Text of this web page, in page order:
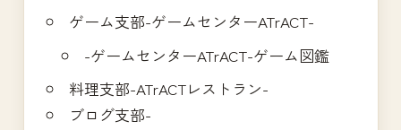
ゲーム支部-ゲームセンターATrACT-
-ゲームセンターATrACT-ゲーム図鑑
料理支部-ATrACTレストラン-
ブログ支部-